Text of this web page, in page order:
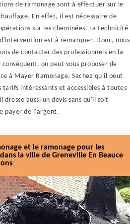
de ramonage sont à effectuer sur le
En effet, il est nécessaire de
sur les cheminées. La technicité
est à remarquer. Donc, nous
de contacter des professionnels en la
on peut vous proposer de
à Mayer Ramonage. Sachez qu'il peut
tarifs intéressants et accessibles à toutes
dresse aussi un devis sans qu'il soit
payer de l'argent.
et le ramonage pour les
la ville de Greneville En Beauce